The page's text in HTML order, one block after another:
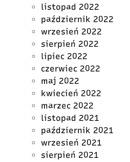
listopad 2022
październik 2022
wrzesień 2022
sierpień 2022
lipiec 2022
czerwiec 2022
maj 2022
kwiecień 2022
marzec 2022
listopad 2021
październik 2021
wrzesień 2021
sierpień 2021